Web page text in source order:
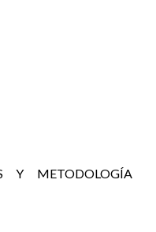
Y METODOLOGÍA